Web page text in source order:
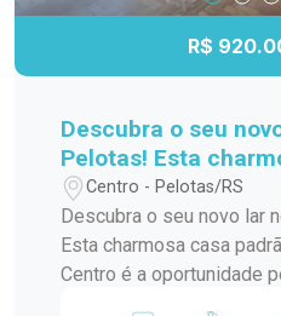
R$
Descubra o seu
Pelotas! Esta
venda no bairro
oportunidade
busca conforto e
uma localização
Centro - Pelotas/RS
Descubra o seu novo lar
Esta charmosa casa
Centro é a oportunidade